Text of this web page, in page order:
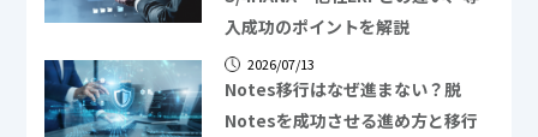
入成功のポイントを解説
2026/07/13
Notes移行はなぜ進まない？脱
Notesを成功させる進め方と移行